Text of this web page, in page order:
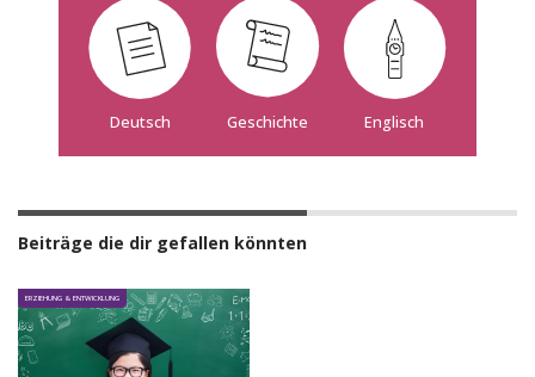
Deutsch Geschichte Englisch
Beiträge die dir gefallen könnten
ERZIEHUNG & ENTWICKLUNG